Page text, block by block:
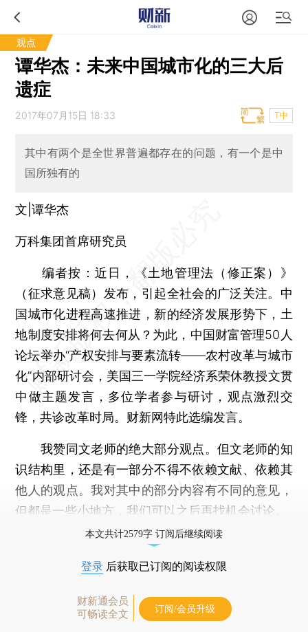
观点
谭华杰：未来中国城市化的三大后
遗症
2017年07月15日 18:33 T中
其中有两个是全世界普遍都存在的问题，有一个是中
国所独有的
文|谭华杰
万科集团首席研究员
编者按： 近日，《土地管理法（修正案）》
（征求意见稿）发布，引起全社会的广泛关注。中
国城市化进程高速推进，新的经济发展形势下，土
地制度安排将何去何从？为此，中国财富管理50人
论坛举办“产权安排与要素流转——农村改革与城市
化”内部研讨会，美国三一学院经济系荣休教授文贯
中做主题发言，多位学者参与研讨，观点激烈交
锋，共诊改革时局。财新网特此选编发言。
我赞同文老师的绝大部分观点。但文老师的知
识结构里，还是有一部分不得不依赖文献、依赖其
他人的观点。我对其中的部分内容有不同的意见，
但都是一些小地方，我们可以之后再找机会讨论。
本文共计2579字 订阅后继续阅读
登录 后获取已订阅的阅读权限
财新通会员
可畅读全文
订阅/会员升级